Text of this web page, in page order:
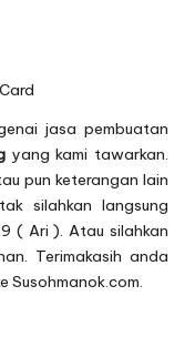
jasa pembuatan
yang kami tawarkan.
pun keterangan lain
silahkan langsung
( Ari ). Atau silahkan
. Terimakasih anda
Susohmanok.com.